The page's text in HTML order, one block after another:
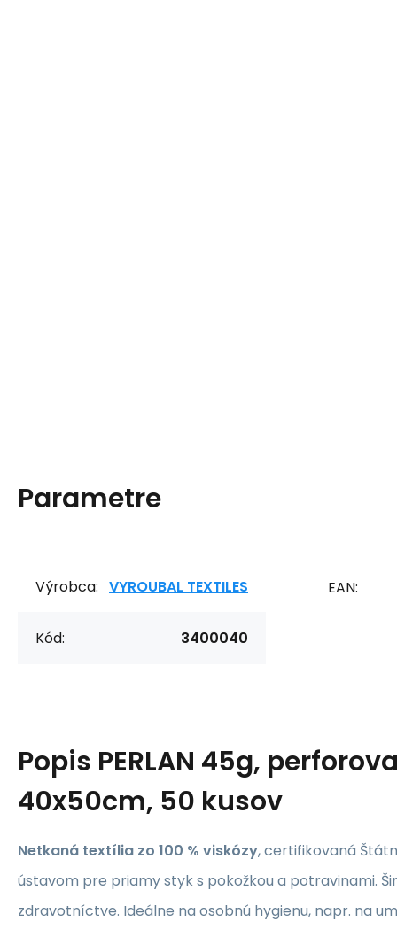
Parametre
Výrobca: VYROUBAL TEXTILES
Kód: 3400040
EAN:
Popis PERLAN 45g,
40x50cm, 50 kusov
Netkaná textília zo 100 % viskózy, certifikovaná
ústavom pre priamy styk s pokožkou a potravinami.
zdravotníctve. Ideálne na osobnú hygienu, napr. na